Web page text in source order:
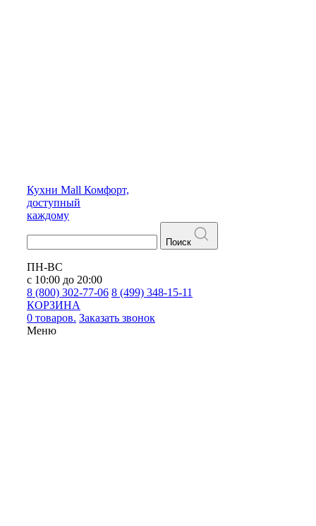
Кухни Mall Комфорт,
доступный
каждому
Поиск
ПН-ВС
с 10:00 до 20:00
8 (800) 302-77-06 8 (499) 348-15-11
КОРЗИНА
0 товаров. Заказать звонок
Меню